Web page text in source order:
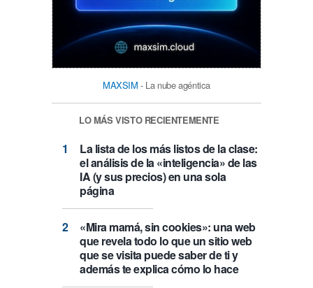
MAXSIM - La nube agéntica
LO MÁS VISTO RECIENTEMENTE
La lista de los más listos de la clase:
el análisis de la «inteligencia» de las
IA (y sus precios) en una sola
página
«Mira mamá, sin cookies»: una web
que revela todo lo que un sitio web
que se visita puede saber de ti y
además te explica cómo lo hace